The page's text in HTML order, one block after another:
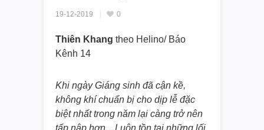
19-12-2019 0
Thiên Khang theo Helino/ Báo
Kênh 14
Khi ngày Giáng sinh đã cận kề,
không khí chuẩn bị cho dịp lễ đặc
biệt nhất trong năm lại càng trở nên
tấp nập hơn…Luôn tồn tại những lối